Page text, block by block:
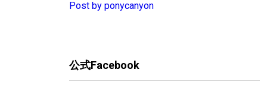
Post by ponycanyon
公式Facebook